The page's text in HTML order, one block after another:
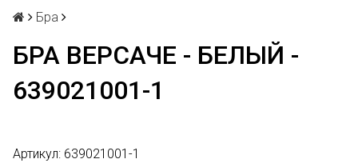
Бра
БРА ВЕРСАЧЕ - БЕЛЫЙ -
639021001-1
Артикул: 639021001-1